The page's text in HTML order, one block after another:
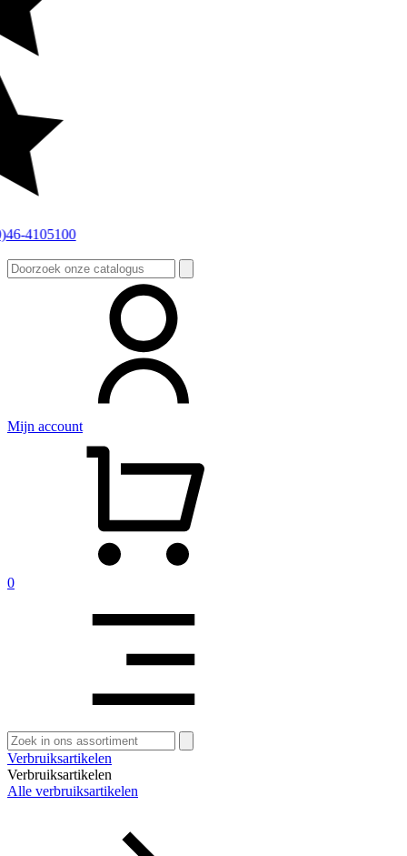
Zoeken
naar:
Mijn account
0
Zoeken
naar:
Verbruiksartikelen
Verbruiksartikelen
Alle verbruiksartikelen